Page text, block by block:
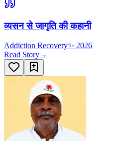
व्यसन से जागृति की कहानी
Addiction Recovery✨ 2026
Read Story→